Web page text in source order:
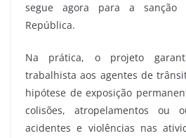
segue agora para a sanção
República.
Na prática, o projeto
trabalhista aos agentes de
hipótese de exposição
colisões, atropelamentos ou
acidentes e violências nas